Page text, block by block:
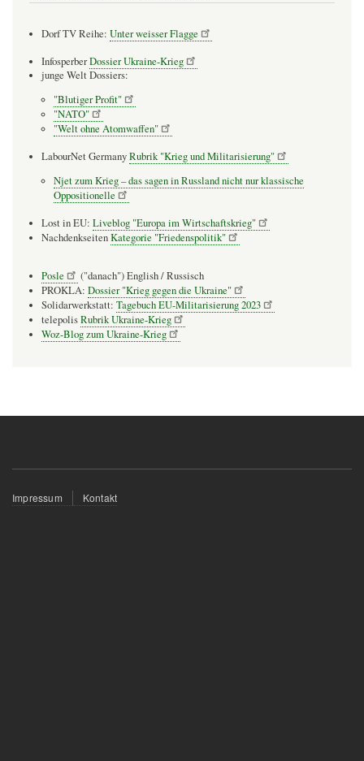
Dorf TV Reihe: Unter weisser Flagge
InfosperberDossier Ukraine-Krieg
junge Welt Dossiers:
"Blutiger Profit"
"NATO"
"Welt ohne Atomwaffen"
LabourNet GermanyRubrik "Krieg und Militarisierung"
Njet zum Krieg – das sagen in Russland nicht nur klassische
Oppositionelle
Lost in EU: Liveblog "Europa im Wirtschaftskrieg"
NachdenkseitenKategorie "Friedenspolitik"
Posle
("danach") English / Russisch
PROKLA: Dossier "Krieg gegen die Ukraine"
Solidarwerkstatt: Tagebuch EU-Militarisierung 2023
telepolisRubrik Ukraine-Krieg
Woz-Blog zum Ukraine-Krieg
Fußzeilenmenü
Impressum Kontakt